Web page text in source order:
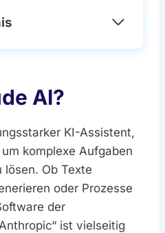
AI?
KI-Assistent,
komplexe Aufgaben
lösen. Ob Texte
oder Prozesse
der
ist vielseitig